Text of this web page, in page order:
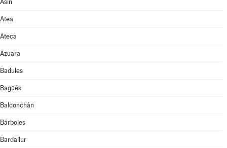
Asín
Atea
Ateca
Azuara
Badules
Bagüés
Balconchán
Bárboles
Bardallur